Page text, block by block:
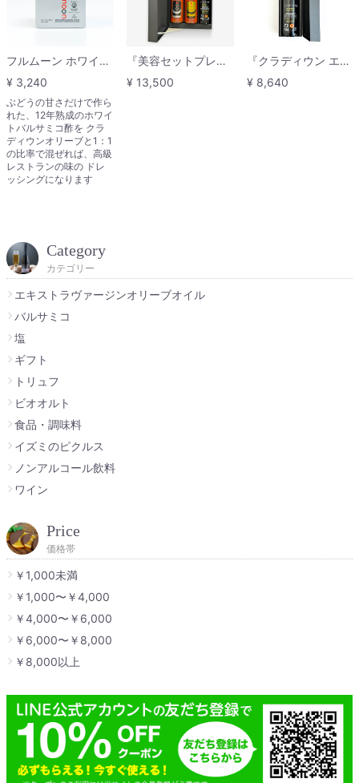
フルムーン ホワイトバルサミックビネガー 12年熟成バルサミコ酢
¥ 3,240
ぶどうの甘さだけで作ら
れた、12年熟成のホワイ
トバルサミコ酢を クラ
ディウンオリーブと1：1
の比率で混ぜれば、高級
レストランの味の ドレ
ッシングになります
『美容セットプレミアム（クラディウンオリーブオイル500mlとスイートキューブ高糖度トマトジュース飲み比べ）』ギフトセット
¥ 13,500
『クラディウン エキストラヴァージンオリーブオイル500ml』ギフトボックス
¥ 8,640
Category
カテゴリー
エキストラヴァージンオリーブオイル
バルサミコ
塩
ギフト
トリュフ
ビオオルト
食品・調味料
イズミのピクルス
ノンアルコール飲料
ワイン
Price
価格帯
￥1,000未満
￥1,000〜￥4,000
￥4,000〜￥6,000
￥6,000〜￥8,000
￥8,000以上